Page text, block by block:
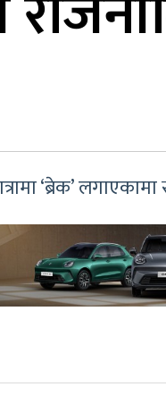
‘ब्रेक’